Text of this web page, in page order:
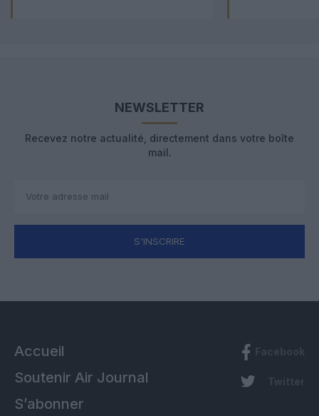
NEWSLETTER
Recevez notre actualité, directement dans votre boîte
mail.
S'INSCRIRE
Accueil
Soutenir Air Journal
S’abonner